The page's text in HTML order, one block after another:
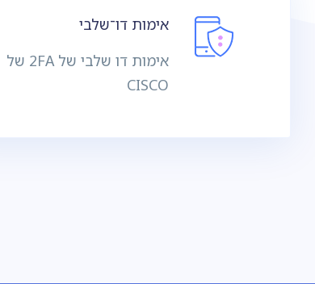
אימות דו־שלבי
אימות דו שלבי של 2FA של
CISCO